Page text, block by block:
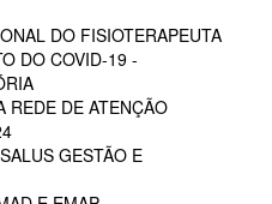
DO FISIOTERAPEUTA
DO COVID-19 -
REDE DE ATENÇÃO
GESTÃO E